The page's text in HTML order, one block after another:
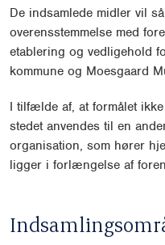
De indsamlede midler vil
overensstemmelse med
etablering og vedligehold
kommune og Moesgaard
I tilfælde af, at formålet
stedet anvendes til en
organisation, som hører
ligger i forlængelse af